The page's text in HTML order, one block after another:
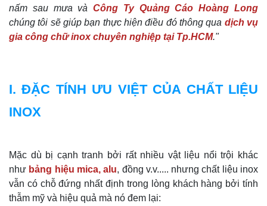
nấm sau mưa vàCông Ty Quảng Cáo Hoàng Long
chúng tôi sẽ giúp bạn thực hiện điều đó thông qua dịch vụ
gia công chữ inox chuyên nghiệp tại Tp.HCM."
I. ĐẶC TÍNH ƯU VIỆT CỦA CHẤT LIỆU
INOX
Mặc dù bị cạnh tranh bởi rất nhiều vật liệu nổi trội khác
như bảng hiệu mica, alu, đồng v.v..... nhưng chất liệu inox
vẫn có chỗ đứng nhất định trong lòng khách hàng bởi tính
thẫm mỹ và hiệu quả mà nó đem lại: